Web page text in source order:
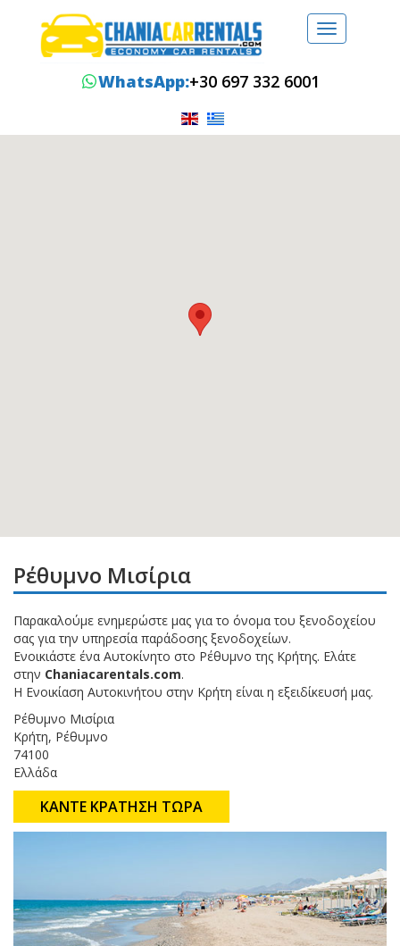
Toggle
navigation
WhatsApp:+30 697 332 6001
Ρέθυμνο Μισίρια
Παρακαλούμε ενημερώστε μας για το όνομα του ξενοδοχείου
σας για την υπηρεσία παράδοσης ξενοδοχείων.
Ενοικιάστε ένα Αυτοκίνητο στο Ρέθυμνο της Κρήτης. Ελάτε
στην Chaniacarentals.com.
Η Ενοικίαση Αυτοκινήτου στην Κρήτη είναι η εξειδίκευσή μας.
Ρέθυμνο Μισίρια
Κρήτη, Ρέθυμνο
74100
Ελλάδα
ΚΑΝΤΕ ΚΡΑΤΗΣΗ ΤΩΡΑ